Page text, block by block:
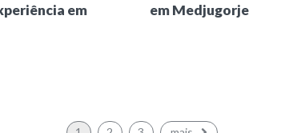
em
em Medjugorje